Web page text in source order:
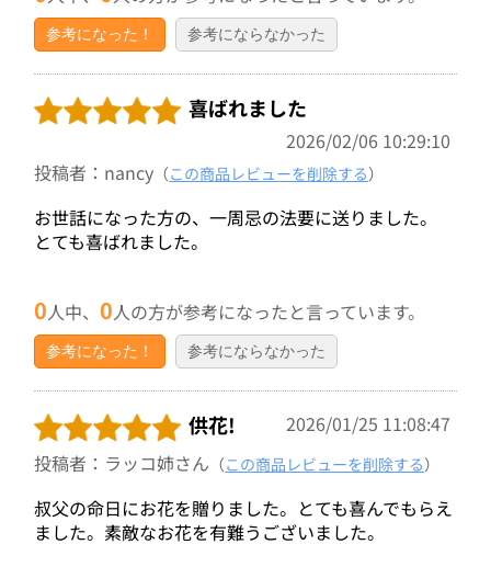
参考になった！ 参考にならなかった
喜ばれました
2026/02/06 10:29:10
投稿者：nancy （この商品レビューを削除する）
お世話になった方の、一周忌の法要に送りました。
とても喜ばれました。
0人中、0人の方が参考になったと言っています。
参考になった！ 参考にならなかった
供花!
2026/01/25 11:08:47
投稿者：ラッコ姉さん （この商品レビューを削除する）
叔父の命日にお花を贈りました。とても喜んでもらえ
ました。素敵なお花を有難うございました。